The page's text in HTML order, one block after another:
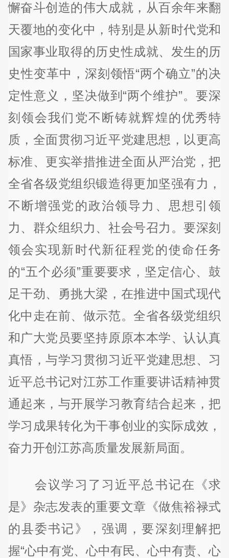
懈奋斗创造的伟大成就，从百余年来翻
天覆地的变化中，特别是从新时代党和
国家事业取得的历史性成就、发生的历
史性变革中，深刻领悟“两个确立”的决
定性意义，坚决做到“两个维护”。要深
刻领会我们党不断铸就辉煌的优秀特
质，全面贯彻习近平党建思想，以更高
标准、更实举措推进全面从严治党，把
全省各级党组织锻造得更加坚强有力，
不断增强党的政治领导力、思想引领
力、群众组织力、社会号召力。要深刻
领会实现新时代新征程党的使命任务
的“五个必须”重要要求，坚定信心、鼓
足干劲、勇挑大梁，在推进中国式现代
化中走在前、做示范。全省各级党组织
和广大党员要坚持原原本本学、认认真
真悟，与学习贯彻习近平党建思想、习
近平总书记对江苏工作重要讲话精神贯
通起来，与开展学习教育结合起来，把
学习成果转化为干事创业的实际成效，
奋力开创江苏高质量发展新局面。
会议学习了习近平总书记在《求
是》杂志发表的重要文章《做焦裕禄式
的县委书记》，强调，要深刻理解把
握“心中有党、心中有民、心中有责、心